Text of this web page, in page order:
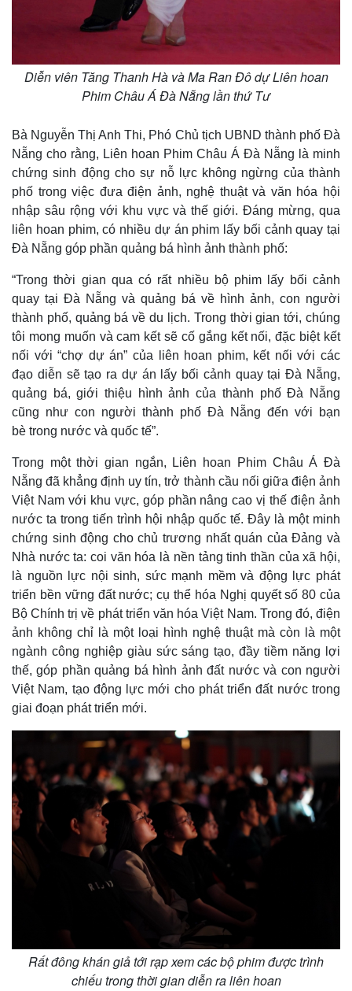
Pháp luật
Vụ án
Tư vấn luật
Quân sự - Quốc phòng
Diễn viên Tăng Thanh Hà và Ma Ran Đô dự Liên hoan
Phim Châu Á Đà Nẵng lần thứ Tư
Bà Nguyễn Thị Anh Thi, Phó Chủ tịch UBND thành phố Đà
Nẵng cho rằng, Liên hoan Phim Châu Á Đà Nẵng là minh
chứng sinh động cho sự nỗ lực không ngừng của thành
phố trong việc đưa điện ảnh, nghệ thuật và văn hóa hội
nhập sâu rộng với khu vực và thế giới. Đáng mừng, qua
liên hoan phim, có nhiều dự án phim lấy bối cảnh quay tại
Đà Nẵng góp phần quảng bá hình ảnh thành phố:
“Trong thời gian qua có rất nhiều bộ phim lấy bối cảnh
quay tại Đà Nẵng và quảng bá về hình ảnh, con người
thành phố, quảng bá về du lịch. Trong thời gian tới, chúng
tôi mong muốn và cam kết sẽ cố gắng kết nối, đặc biệt kết
nối với “chợ dự án” của liên hoan phim, kết nối với các
đạo diễn sẽ tạo ra dự án lấy bối cảnh quay tại Đà Nẵng,
quảng bá, giới thiệu hình ảnh của thành phố Đà Nẵng
cũng như con người thành phố Đà Nẵng đến với bạn
bè trong nước và quốc tế”.
Trong một thời gian ngắn, Liên hoan Phim Châu Á Đà
Nẵng đã khẳng định uy tín, trở thành cầu nối giữa điện ảnh
Việt Nam với khu vực, góp phần nâng cao vị thế điện ảnh
nước ta trong tiến trình hội nhập quốc tế. Đây là một minh
chứng sinh động cho chủ trương nhất quán của Đảng và
Nhà nước ta: coi văn hóa là nền tảng tinh thần của xã hội,
là nguồn lực nội sinh, sức mạnh mềm và động lực phát
triển bền vững đất nước; cụ thể hóa Nghị quyết số 80 của
Bộ Chính trị về phát triển văn hóa Việt Nam. Trong đó, điện
ảnh không chỉ là một loại hình nghệ thuật mà còn là một
ngành công nghiệp giàu sức sáng tạo, đầy tiềm năng lợi
thế, góp phần quảng bá hình ảnh đất nước và con người
Việt Nam, tạo động lực mới cho phát triển đất nước trong
giai đoạn phát triển mới.
Rất đông khán giả tới rạp xem các bộ phim được trình
chiếu trong thời gian diễn ra liên hoan